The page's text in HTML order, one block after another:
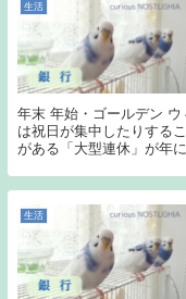
生活
年末 年始・ゴールデン
は祝日が集中したりする
がある「大型連休」が年
生活